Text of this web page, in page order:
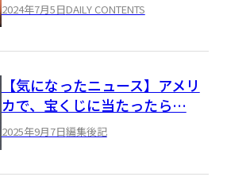
2024年7月5日DAILY CONTENTS
【気になったニュース】アメリ
カで、宝くじに当たったら…
2025年9月7日編集後記